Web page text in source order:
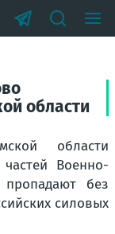
области
области
Военно-
без
силовых